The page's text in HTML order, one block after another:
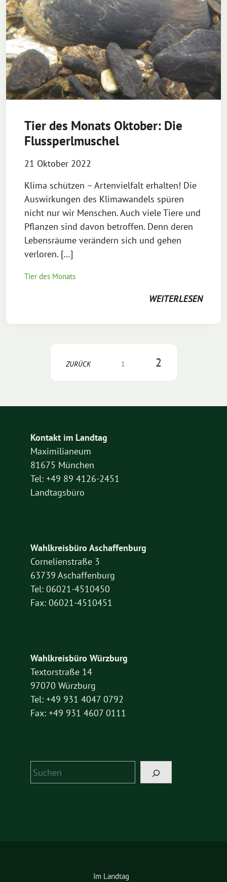
Tier des Monats Oktober: Die
Flussperlmuschel
21 Oktober 2022
Klima schützen – Artenvielfalt erhalten! Die
Auswirkungen des Klimawandels spüren
nicht nur wir Menschen. Auch viele Tiere und
Pflanzen sind davon betroffen. Denn deren
Lebensräume verändern sich und gehen
verloren. […]
Tier des Monats
WEITERLESEN
ZURÜCK 1 2
Kontakt im Landtag
Maximilianeum
81675 München
Tel: +49 89 4126-2451
Landtagsbüro
Wahlkreisbüro Aschaffenburg
Cornelienstraße 3
63739 Aschaffenburg
Tel: 06021-4510450
Fax: 06021-4510451
Wahlkreisbüro Würzburg
Textorstraße 14
97070 Würzburg
Tel: +49 931 4047 0792
Fax: +49 931 4607 0111
Suchen
Im Landtag